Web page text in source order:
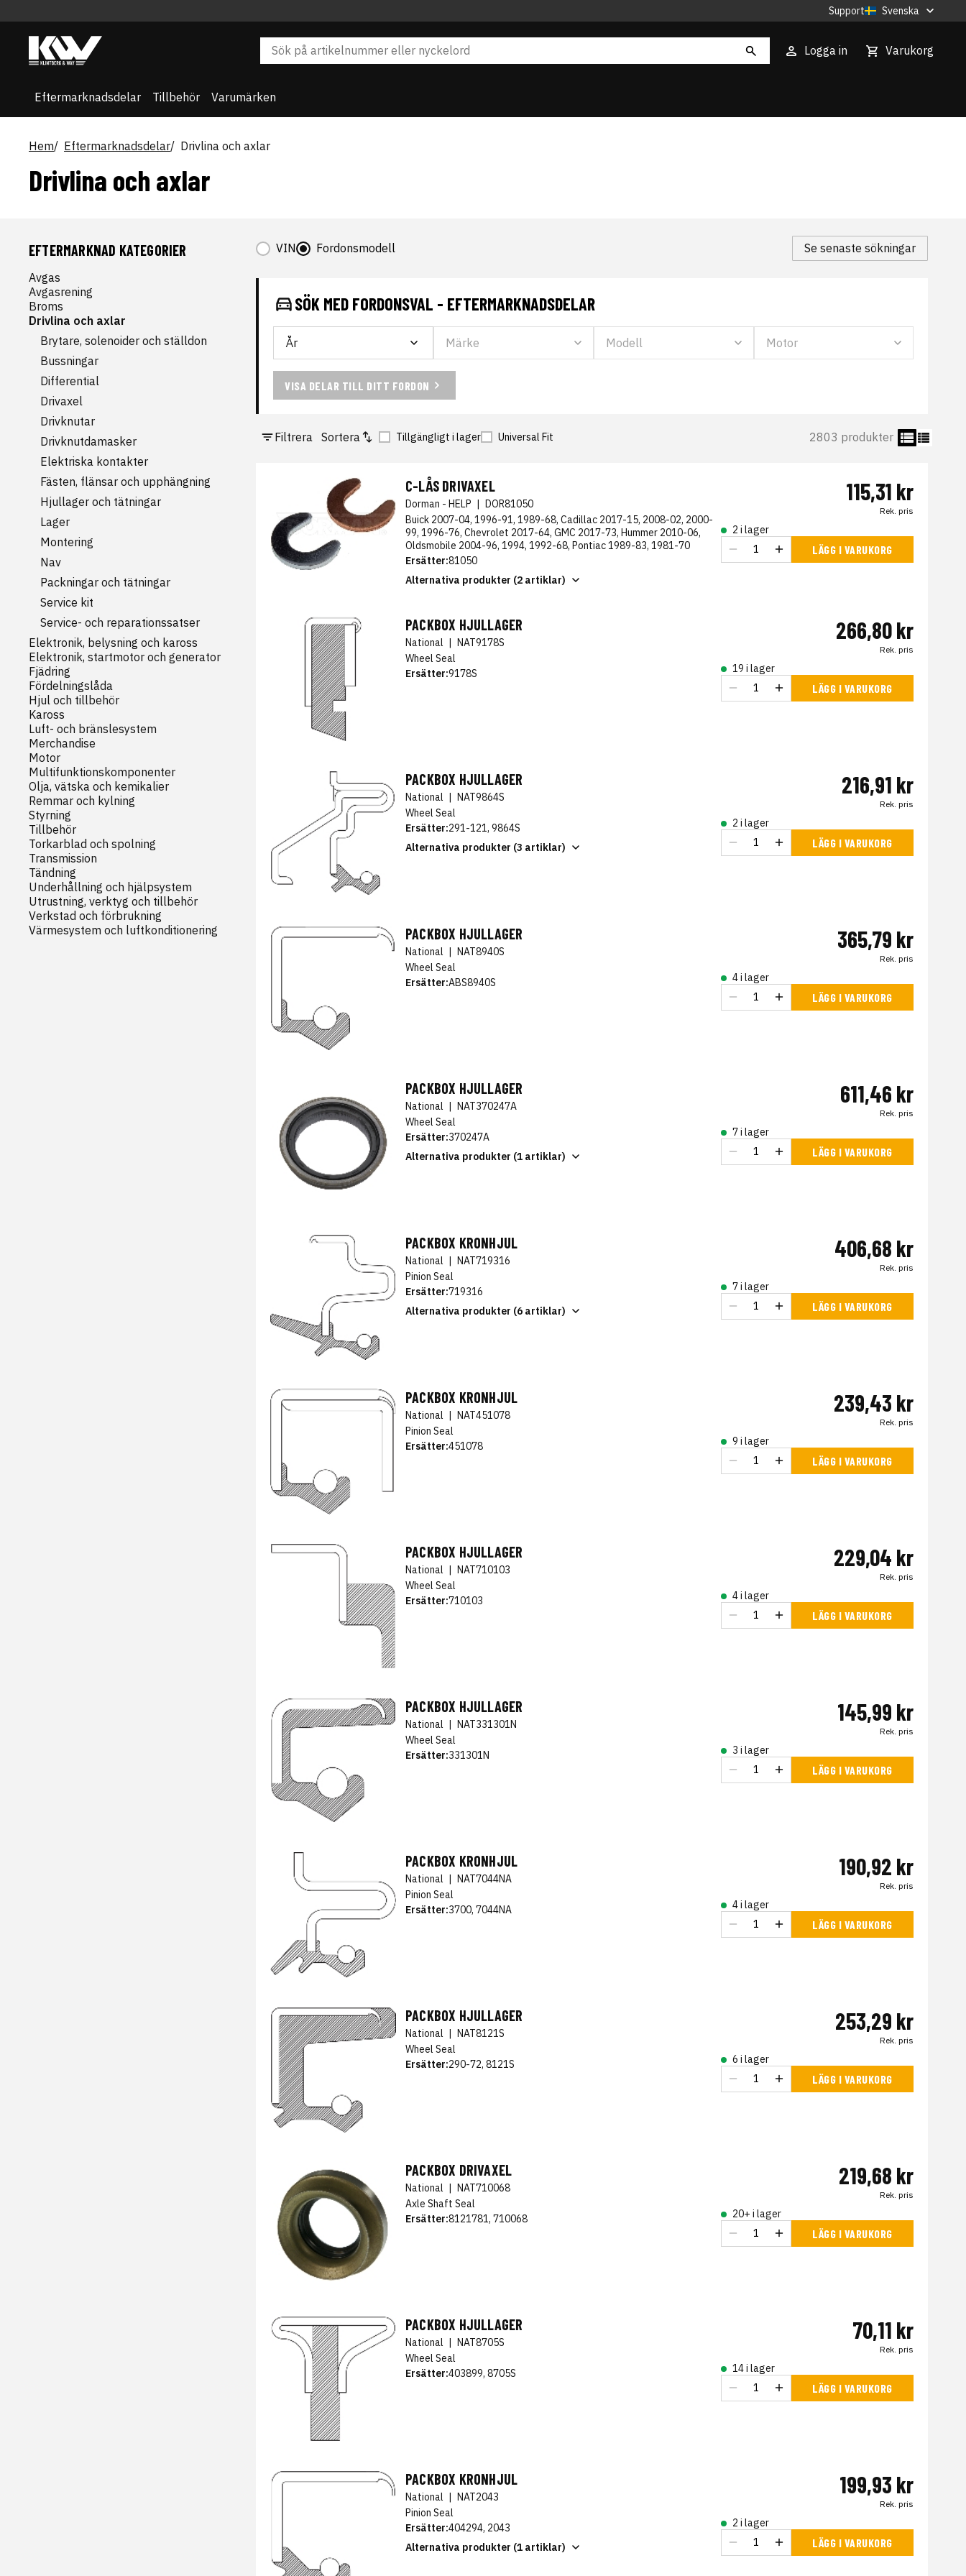
Support Svenska
Logga in Varukorg
Eftermarknadsdelar Tillbehör Varumärken
Hem Eftermarknadsdelar Drivlina och axlar
Drivlina och axlar
EFTERMARKNAD KATEGORIER
Avgas
Avgasrening
Broms
Drivlina och axlar
Brytare, solenoider och ställdon
Bussningar
Differential
Drivaxel
Drivknutar
Drivknutdamasker
Elektriska kontakter
Fästen, flänsar och upphängning
Hjullager och tätningar
Lager
Montering
Nav
Packningar och tätningar
Service kit
Service- och reparationssatser
Elektronik, belysning och kaross
Elektronik, startmotor och generator
Fjädring
Fördelningslåda
Hjul och tillbehör
Kaross
Luft- och bränslesystem
Merchandise
Motor
Multifunktionskomponenter
Olja, vätska och kemikalier
Remmar och kylning
Styrning
Tillbehör
Torkarblad och spolning
Transmission
Tändning
Underhållning och hjälpsystem
Utrustning, verktyg och tillbehör
Verkstad och förbrukning
Värmesystem och luftkonditionering
VIN Fordonsmodell Se senaste sökningar
SÖK MED FORDONSVAL - EFTERMARKNADSDELAR
VISA DELAR TILL DITT FORDON
Filtrera Sortera Tillgängligt i lager Universal Fit 2803 produkter
C-LÅS DRIVAXEL
Dorman - HELP | DOR81050
Buick 2007-04, 1996-91, 1989-68, Cadillac 2017-15, 2008-02, 2000-
99, 1996-76, Chevrolet 2017-64, GMC 2017-73, Hummer 2010-06,
Oldsmobile 2004-96, 1994, 1992-68, Pontiac 1989-83, 1981-70
Ersätter:81050
Alternativa produkter (2 artiklar)
115,31 kr
Rek. pris
2 i lager
LÄGG I VARUKORG
PACKBOX HJULLAGER
National | NAT9178S
Wheel Seal
Ersätter:9178S
266,80 kr
Rek. pris
19 i lager
LÄGG I VARUKORG
PACKBOX HJULLAGER
National | NAT9864S
Wheel Seal
Ersätter:291-121, 9864S
Alternativa produkter (3 artiklar)
216,91 kr
Rek. pris
2 i lager
LÄGG I VARUKORG
PACKBOX HJULLAGER
National | NAT8940S
Wheel Seal
Ersätter:ABS8940S
365,79 kr
Rek. pris
4 i lager
LÄGG I VARUKORG
PACKBOX HJULLAGER
National | NAT370247A
Wheel Seal
Ersätter:370247A
Alternativa produkter (1 artiklar)
611,46 kr
Rek. pris
7 i lager
LÄGG I VARUKORG
PACKBOX KRONHJUL
National | NAT719316
Pinion Seal
Ersätter:719316
Alternativa produkter (6 artiklar)
406,68 kr
Rek. pris
7 i lager
LÄGG I VARUKORG
PACKBOX KRONHJUL
National | NAT451078
Pinion Seal
Ersätter:451078
239,43 kr
Rek. pris
9 i lager
LÄGG I VARUKORG
PACKBOX HJULLAGER
National | NAT710103
Wheel Seal
Ersätter:710103
229,04 kr
Rek. pris
4 i lager
LÄGG I VARUKORG
PACKBOX HJULLAGER
National | NAT331301N
Wheel Seal
Ersätter:331301N
145,99 kr
Rek. pris
3 i lager
LÄGG I VARUKORG
PACKBOX KRONHJUL
National | NAT7044NA
Pinion Seal
Ersätter:3700, 7044NA
190,92 kr
Rek. pris
4 i lager
LÄGG I VARUKORG
PACKBOX HJULLAGER
National | NAT8121S
Wheel Seal
Ersätter:290-72, 8121S
253,29 kr
Rek. pris
6 i lager
LÄGG I VARUKORG
PACKBOX DRIVAXEL
National | NAT710068
Axle Shaft Seal
Ersätter:8121781, 710068
219,68 kr
Rek. pris
20+ i lager
LÄGG I VARUKORG
PACKBOX HJULLAGER
National | NAT8705S
Wheel Seal
Ersätter:403899, 8705S
70,11 kr
Rek. pris
14 i lager
LÄGG I VARUKORG
PACKBOX KRONHJUL
National | NAT2043
Pinion Seal
Ersätter:404294, 2043
Alternativa produkter (1 artiklar)
199,93 kr
Rek. pris
2 i lager
LÄGG I VARUKORG